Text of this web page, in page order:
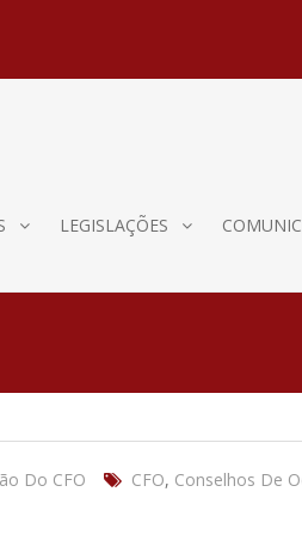
LEGISLAÇÕES
Do CFO CFO, Conselhos De